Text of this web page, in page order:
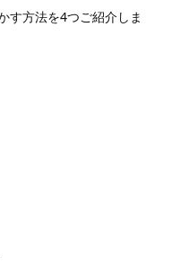
す方法を4つご紹介しま